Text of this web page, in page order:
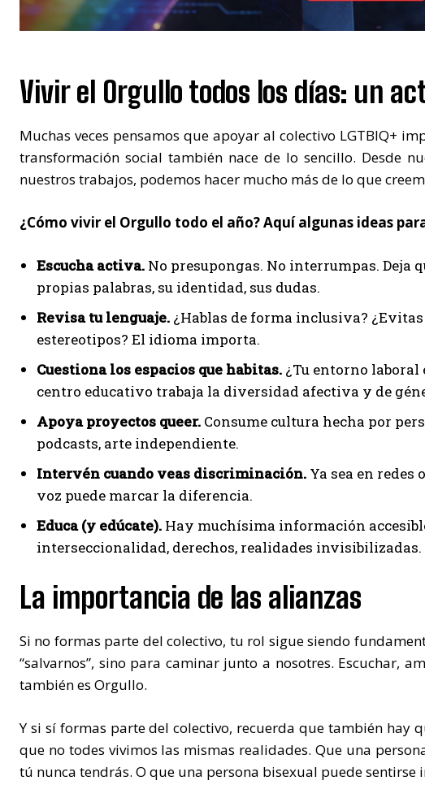
Vivir el Orgullo todos los días: un
Muchas veces pensamos que apoyar al colectivo LGTBIQ+
transformación social también nace de lo sencillo. Desde
nuestros trabajos, podemos hacer mucho más de lo que
¿Cómo vivir el Orgullo todo el año? Aquí algunas ideas
Escucha activa. No presupongas. No interrumpas. Deja
propias palabras, su identidad, sus dudas.
Revisa tu lenguaje. ¿Hablas de forma inclusiva?
estereotipos? El idioma importa.
Cuestiona los espacios que habitas. ¿Tu entorno laboral
centro educativo trabaja la diversidad afectiva y de
Apoya proyectos queer. Consume cultura hecha por
podcasts, arte independiente.
Intervén cuando veas discriminación. Ya sea en redes
voz puede marcar la diferencia.
Educa (y edúcate). Hay muchísima información
interseccionalidad, derechos, realidades invisibilizadas.
La importancia de las alianzas
Si no formas parte del colectivo, tu rol sigue siendo
“salvarnos”, sino para caminar junto a nosotres. Escuchar,
también es Orgullo.
Y si sí formas parte del colectivo, recuerda que también hay
que no todes vivimos las mismas realidades. Que una
tú nunca tendrás. O que una persona bisexual puede